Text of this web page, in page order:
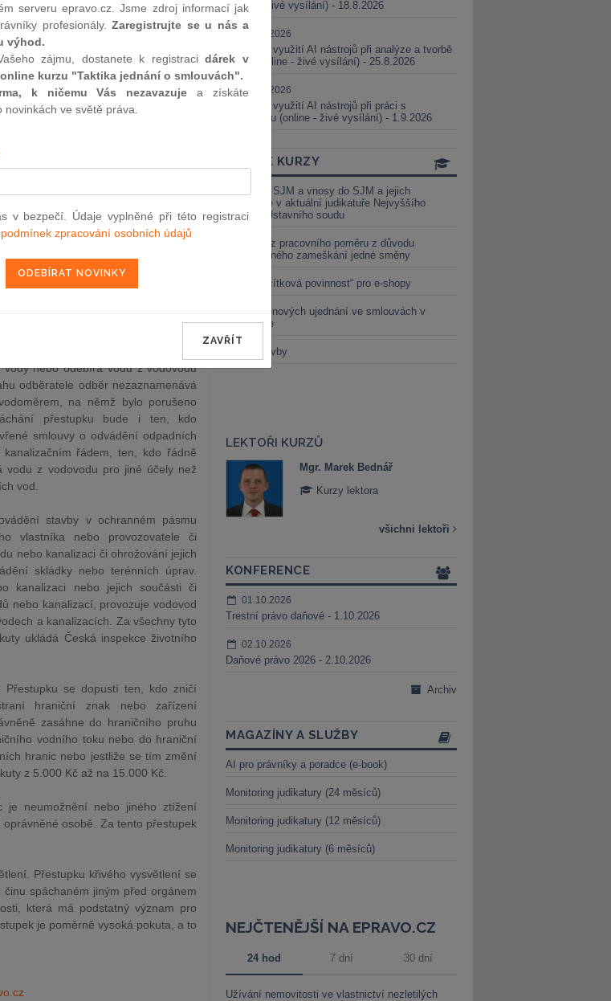
které porušuje nebo ohrožuje
zákoně nebo v jiném
právních předpisů anebo o trestný
značně rozšiřuje paleta přestupků.
Přestupku se tak dopustí
potřebného povolení vodoprávního
v rozporu s vodním zákonem do
dále ten, kdo znečistí povrchovou
nezávadnost nedovoleným
těchto látek do kanalizace v rozporu
vodních děl založené stavebními
nebo povinnosti na základě něho
pokuta až 50.000 Kč, v případě
jakosti nebo zdravotní nezávadnosti
až do výše 100.000 Kč.
i jednání toho, kdo neoprávněně
nebo odebírá vodu z vodovodu
odběratele odběr nezaznamenává
na němž bylo porušeno
přestupku bude i ten, kdo
smlouvy o odvádění odpadních
řádem, ten, kdo řádně
vodu z vodovodu pro jiné účely než
vod.
stavby v ochranném pásmu
vlastníka nebo provozovatele či
nebo kanalizaci či ohrožování jejich
skládky nebo terénních úprav.
kanalizaci nebo jejich součásti či
nebo kanalizací, provozuje vodovod
a kanalizacích. Za všechny tyto
ukládá Česká inspekce životního
se dopustí ten, kdo zničí
hraniční znak nebo zařízení
zasáhne do hraničního pruhu
vodního toku nebo do hraniční
hranic nebo jestliže se tím změní
z 5.000 Kč až na 15.000 Kč.
je neumožnění nebo jiného ztížení
osobě. Za tento přestupek
Přestupku křivého vysvětlení se
spáchaném jiným před orgánem
která má podstatný význam pro
je poměrně vysoká pokuta, a to
(online - živé vysílání) - 18.8.2026
25.08.2026
Praktické využití AI nástrojů při analýze a tvorbě
smluv (online - živé vysílání) - 25.8.2026
01.09.2026
Praktické využití AI nástrojů při práci s
judikaturou (online - živé vysílání) - 1.9.2026
ONLINE KURZY
Vnosy ze SJM a vnosy do SJM a jejich
valorizace v aktuální judikatuře Nejvyššího
soudu a Ústavního soudu
Výpověď z pracovního poměru z důvodu
neomluveného zameškání jedné směny
Nová „tlačítková povinnost“ pro e-shopy
Změna cenových ujednání ve smlouvách v
energetice
Černé stavby
LEKTOŘI KURZŮ
JUDr. Martin Maisner, Ph.D.,
Mgr. Marek Bednář
Kurzy lektora
všichni lektoři
KONFERENCE
01.10.2026
Trestní právo daňové - 1.10.2026
02.10.2026
Daňové právo 2026 - 2.10.2026
Archiv
MAGAZÍNY A SLUŽBY
AI pro právníky a poradce (e-book)
Monitoring judikatury (24 měsíců)
Monitoring judikatury (12 měsíců)
Monitoring judikatury (6 měsíců)
NEJČTENĚJŠÍ NA EPRAVO.CZ
24 hod 7 dní 30 dní
Užívání nemovitosti ve vlastnictví nezletilých
serveru epravo.cz. Jsme zdroj informací jak
profesionály.Zaregistrujte se u nás a
výhod.
zájmu, dostanete k registracidárek v
kurzu "Taktika jednání o smlouvách".
k ničemu Vás nezavazuje a získáte
ve světě práva.
v bezpečí. Údaje vyplněné při této registraci
podmínek zpracování osobních údajů
ZAVŘÍT